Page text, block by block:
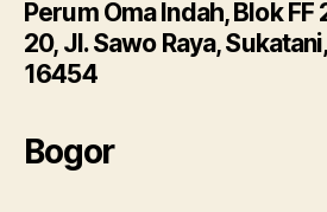
Perum Oma Indah, Blok FF
20, Jl. Sawo Raya,
16454
Bogor